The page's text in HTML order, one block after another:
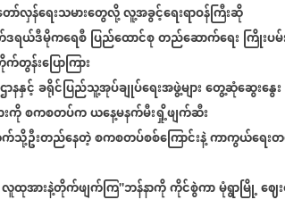
ော်လှန်ရေးသမားတွေလို့လူ့အခွင့်ရေးရာဝန်ကြီးဆို
ရယ်ဒီမိုကရေစီပြည်ထောင်စုတည်ဆောက်ရေး ကြိုးပ
တွန်းပြောကြား
နနှင့်ခရိုင်ပြည်သူ့အုပ်ချုပ်ရေးအဖွဲ့များတွေ့ဆုံဆွေးနွေး
းကိုစကစတပ်ကယနေ့မနက်မီးရှို့ဖျက်ဆီး
က်သို့ဦးတည်နေတဲ့စကစတပ်စစ်ကြောင်းနဲ့ကာကွယ်ရေး
လူထုအားနဲ့တိုက်ဖျက်ကြ"ဘန်နာကိုကိုင်စွဲကာမုံရွာမြို့ဈေ